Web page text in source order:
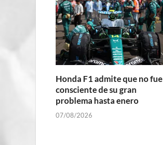
Honda F1 admite que no fue
consciente de su gran
problema hasta enero
07/08/2026